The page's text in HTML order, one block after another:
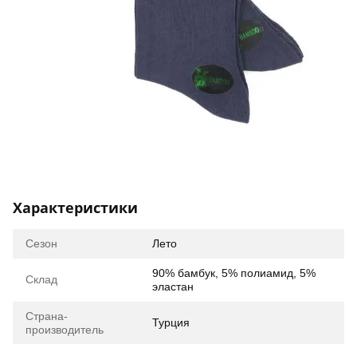
Характеристики
Сезон Лето
Склад
90% бамбук, 5% полиамид, 5%
эластан
Страна-
производитель
Турция